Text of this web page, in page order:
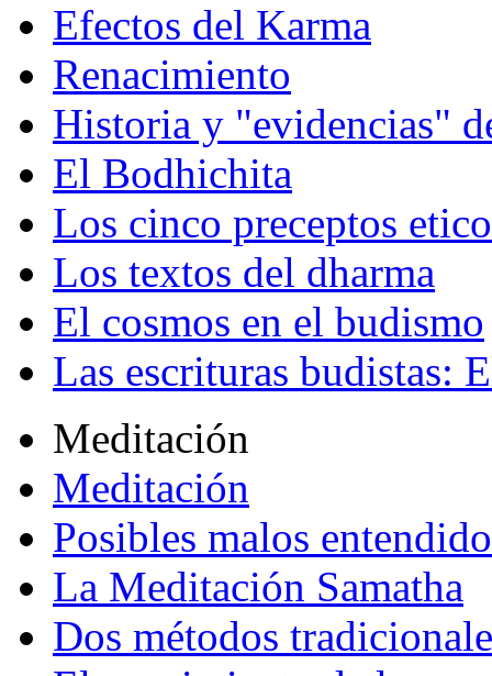
Efectos del Karma
Renacimiento
Historia y "evidencias"
El Bodhichita
Los cinco preceptos
Los textos del dharma
El cosmos en el budismo
Las escrituras budistas:
Meditación
Meditación
Posibles malos
La Meditación Samatha
Dos métodos